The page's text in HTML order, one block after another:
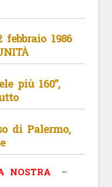
febbraio 1986
più 160”,
di Palermo,
NOSTRA –